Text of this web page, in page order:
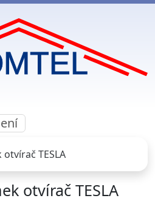
TESLA
otvírač TESLA